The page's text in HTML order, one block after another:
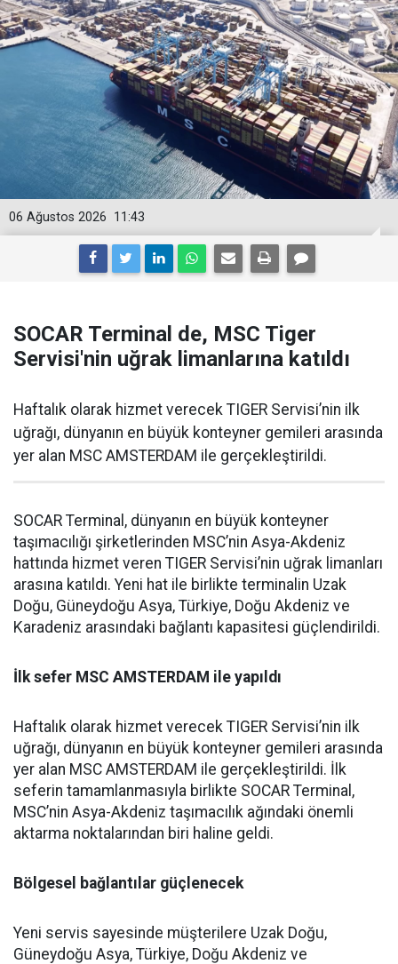
11:43
06 Ağustos 2026
SOCAR Terminal de, MSC Tiger
Servisi'nin uğrak limanlarına katıldı
Haftalık olarak hizmet verecek TIGER Servisi’nin ilk
uğrağı, dünyanın en büyük konteyner gemileri arasında
yer alan MSC AMSTERDAM ile gerçekleştirildi.
SOCAR Terminal, dünyanın en büyük konteyner
taşımacılığı şirketlerinden MSC’nin Asya-Akdeniz
hattında hizmet veren TIGER Servisi’nin uğrak limanları
arasına katıldı. Yeni hat ile birlikte terminalin Uzak
Doğu, Güneydoğu Asya, Türkiye, Doğu Akdeniz ve
Karadeniz arasındaki bağlantı kapasitesi güçlendirildi.
İlk sefer MSC AMSTERDAM ile yapıldı
Haftalık olarak hizmet verecek TIGER Servisi’nin ilk
uğrağı, dünyanın en büyük konteyner gemileri arasında
yer alan MSC AMSTERDAM ile gerçekleştirildi. İlk
seferin tamamlanmasıyla birlikte SOCAR Terminal,
MSC’nin Asya-Akdeniz taşımacılık ağındaki önemli
aktarma noktalarından biri haline geldi.
Bölgesel bağlantılar güçlenecek
Yeni servis sayesinde müşterilere Uzak Doğu,
Güneydoğu Asya, Türkiye, Doğu Akdeniz ve